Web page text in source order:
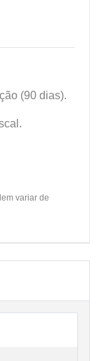
(90 dias).
variar de